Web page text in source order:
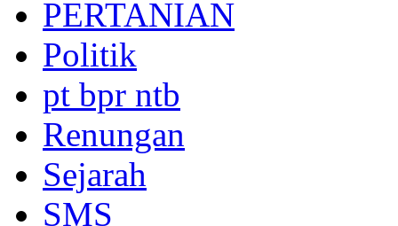
PERTANIAN
Politik
pt bpr ntb
Renungan
Sejarah
SMS